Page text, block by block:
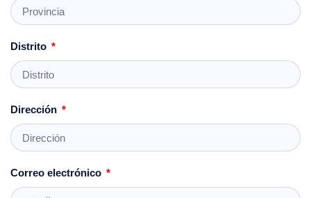
Distrito
Dirección
Correo electrónico